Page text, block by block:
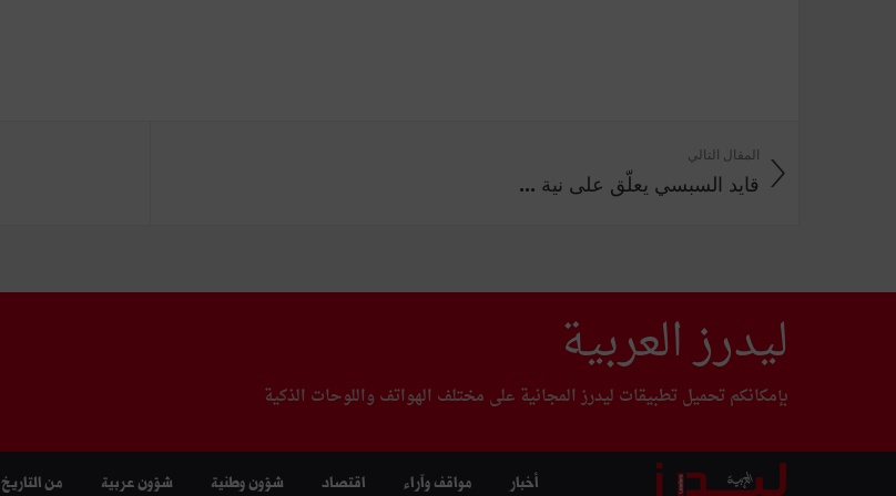
المقال التالي
قايد السبسي يعلّق على نية ...
ليدرز العربية
بإمكانكم تحميل تطبيقات ليدرز المجانية على مختلف الهواتف واللوحات الذكية
أخبار مواقف وآراء اقتصاد شؤون وطنية شؤون عربية من التاريخ